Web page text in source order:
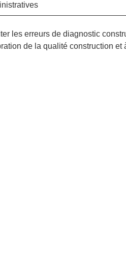
les erreurs de diagnostic
de la qualité construction